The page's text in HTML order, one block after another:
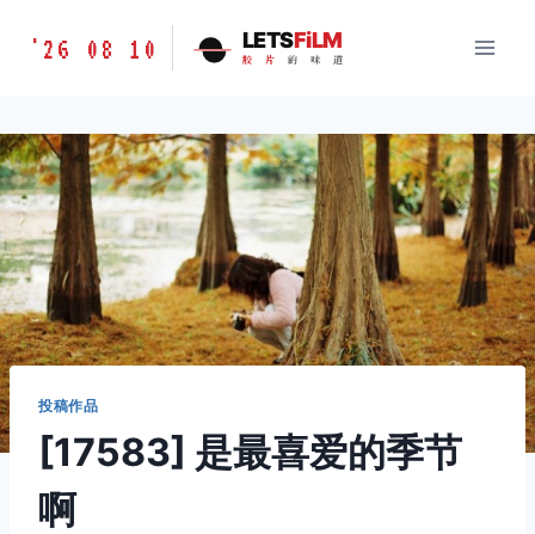
胶
味
道
LETSFILM
'26 08 10 LETSFiLM
胶 片 的 味 道
投稿作品
[17583] 是最喜爱的季节
啊